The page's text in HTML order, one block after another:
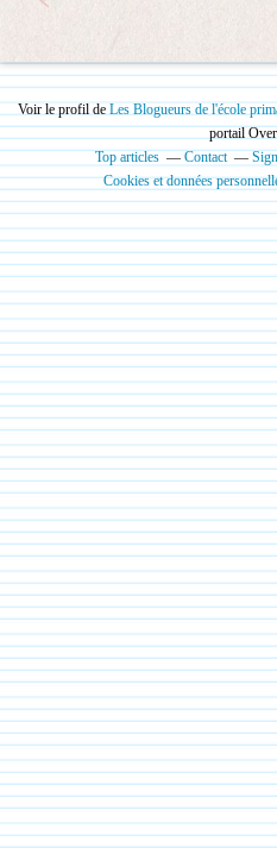
Voir le profil de Les Blogueurs de l'école
portail
Top articles
Contact
Cookies et données